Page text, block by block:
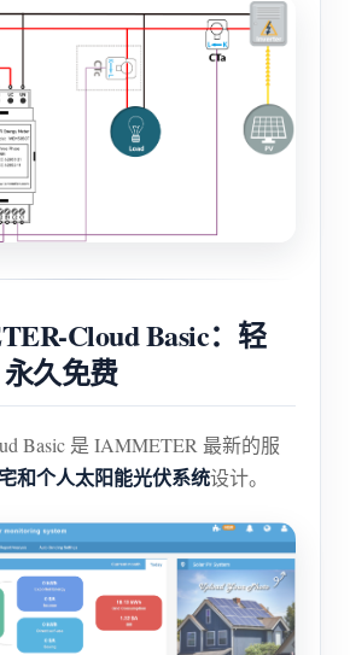
Cloud Basic：轻
久免费
Basic 是 IAMMETER 最新的服
和个人太阳能光伏系统设计。